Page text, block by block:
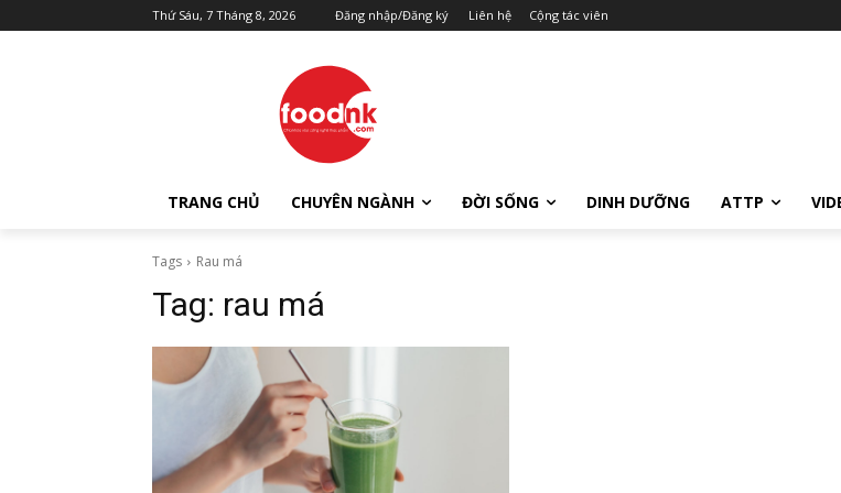
Thứ Sáu, 7 Tháng 8, 2026 Đăng nhập/Đăng ký Liên hệ Cộng tác viên
TRANG CHỦ CHUYÊN NGÀNH ĐỜI SỐNG DINH DƯỠNG ATTP
Tags Rau má
Tag: rau má